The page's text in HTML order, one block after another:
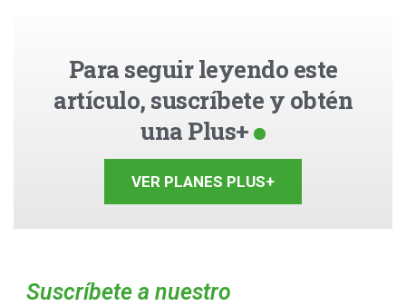
Para seguir leyendo este
artículo, suscríbete y obtén
una Plus+
VER PLANES PLUS+
Suscríbete a nuestro